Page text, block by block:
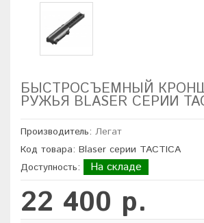
БЫСТРОСЪЕМНЫЙ
РУЖЬЯ BLASER СЕРИИ
Производитель: Легат
Код товара: Blaser серии TACTICA
Доступность:
На складе
22 400 р.